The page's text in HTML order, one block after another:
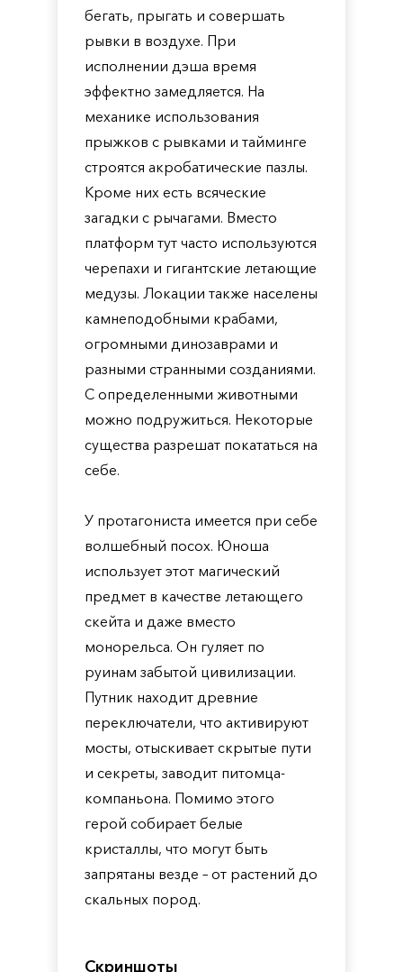
бегать, прыгать и совершать
рывки в воздухе. При
исполнении дэша время
эффектно замедляется. На
механике использования
прыжков с рывками и тайминге
строятся акробатические пазлы.
Кроме них есть всяческие
загадки с рычагами. Вместо
платформ тут часто используются
черепахи и гигантские летающие
медузы. Локации также населены
камнеподобными крабами,
огромными динозаврами и
разными странными созданиями.
С определенными животными
можно подружиться. Некоторые
существа разрешат покататься на
себе.
У протагониста имеется при себе
волшебный посох. Юноша
использует этот магический
предмет в качестве летающего
скейта и даже вместо
монорельса. Он гуляет по
руинам забытой цивилизации.
Путник находит древние
переключатели, что активируют
мосты, отыскивает скрытые пути
и секреты, заводит питомца-
компаньона. Помимо этого
герой собирает белые
кристаллы, что могут быть
запрятаны везде – от растений до
скальных пород.
Скриншоты